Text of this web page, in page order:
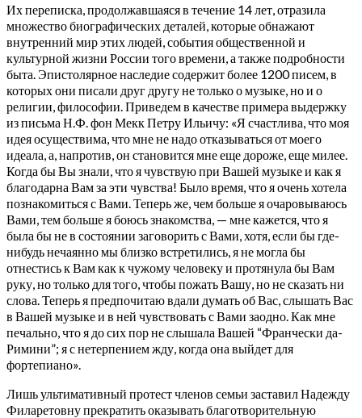
Их переписка, продолжавшаяся в течение 14 лет, отразила
множество биографических деталей, которые обнажают
внутренний мир этих людей, события общественной и
культурной жизни России того времени, а также подробности
быта. Эпистолярное наследие содержит более 1200 писем, в
которых они писали друг другу не только о музыке, но и о
религии, философии. Приведем в качестве примера выдержку
из письма Н.Ф. фон Мекк Петру Ильичу: «Я счастлива, что моя
идея осуществима, что мне не надо отказываться от моего
идеала, а, напротив, он становится мне еще дороже, еще милее.
Когда бы Вы знали, что я чувствую при Вашей музыке и как я
благодарна Вам за эти чувства! Было время, что я очень хотела
познакомиться с Вами. Теперь же, чем больше я очаровываюсь
Вами, тем больше я боюсь знакомства, — мне кажется, что я
была бы не в состоянии заговорить с Вами, хотя, если бы где-
нибудь нечаянно мы близко встретились, я не могла бы
отнестись к Вам как к чужому человеку и протянула бы Вам
руку, но только для того, чтобы пожать Вашу, но не сказать ни
слова. Теперь я предпочитаю вдали думать об Вас, слышать Вас
в Вашей музыке и в ней чувствовать с Вами заодно. Как мне
печально, что я до сих пор не слышала Вашей “Франчески да-
Римини”; я с нетерпением жду, когда она выйдет для
фортепиано».
Лишь ультимативный протест членов семьи заставил Надежду
Филаретовну прекратить оказывать благотворительную